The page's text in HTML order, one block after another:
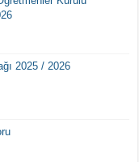
2025 / 2026